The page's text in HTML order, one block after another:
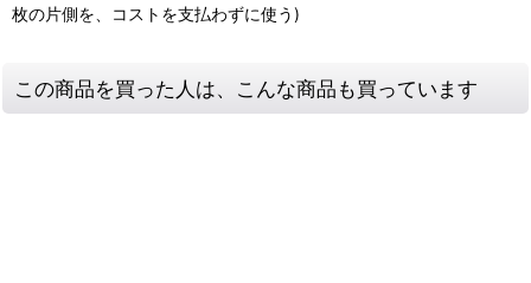
枚の片側を、コストを支払わずに使う)
この商品を買った人は、こんな商品も買っています